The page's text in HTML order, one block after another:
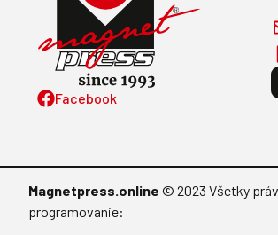
Facebook
Magnetpress.online © 2023 Všetky
programovanie: